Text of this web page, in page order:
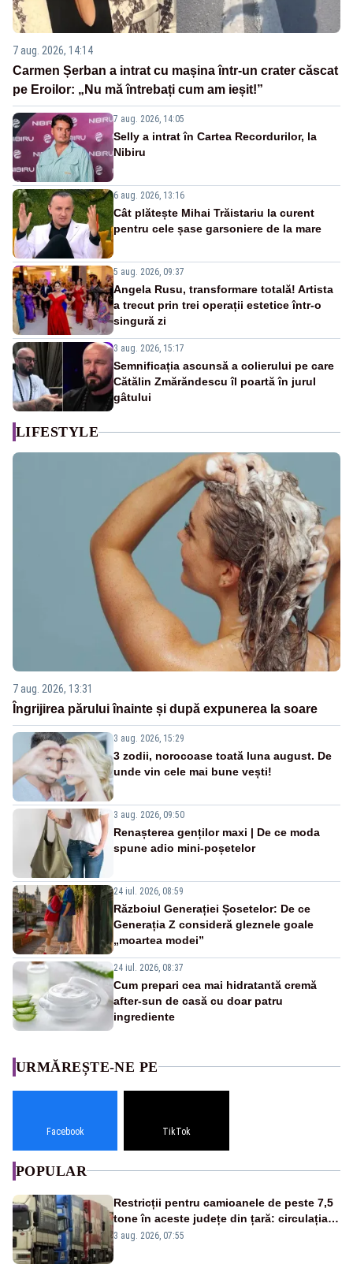
7 aug. 2026, 14:14
Carmen Șerban a intrat cu mașina într-un crater căscat
pe Eroilor: „Nu mă întrebați cum am ieșit!”
7 aug. 2026, 14:05
Selly a intrat în Cartea Recordurilor, la
Nibiru
6 aug. 2026, 13:16
Cât plătește Mihai Trăistariu la curent
pentru cele șase garsoniere de la mare
5 aug. 2026, 09:37
Angela Rusu, transformare totală! Artista
a trecut prin trei operații estetice într-o
singură zi
3 aug. 2026, 15:17
Semnificația ascunsă a colierului pe care
Cătălin Zmărăndescu îl poartă în jurul
gâtului
LIFESTYLE
7 aug. 2026, 13:31
Îngrijirea părului înainte și după expunerea la soare
3 aug. 2026, 15:29
3 zodii, norocoase toată luna august. De
unde vin cele mai bune vești!
3 aug. 2026, 09:50
Renașterea genților maxi | De ce moda
spune adio mini-poșetelor
24 iul. 2026, 08:59
Războiul Generației Șosetelor: De ce
Generația Z consideră gleznele goale
„moartea modei”
24 iul. 2026, 08:37
Cum prepari cea mai hidratantă cremă
after-sun de casă cu doar patru
ingrediente
URMĂREȘTE-NE PE
Facebook TikTok
POPULAR
Restricții pentru camioanele de peste 7,5
tone în aceste județe din țară: circulația
este interzisă luni, între orele 12:00 și
3 aug. 2026, 07:55